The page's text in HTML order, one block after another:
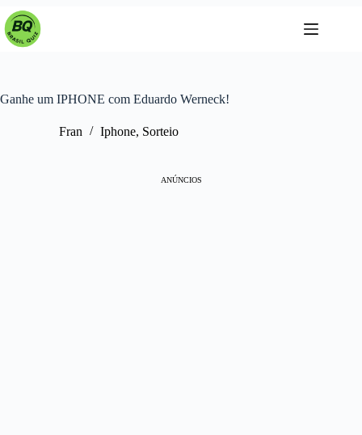
Pular
para
Ganhe um IPHONE com Eduardo Werneck!
Fran Iphone, Sorteio
ANÚNCIOS